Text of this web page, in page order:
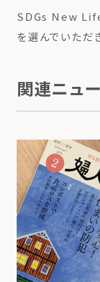
SDGs New
を選んでいただ
関連ニュ